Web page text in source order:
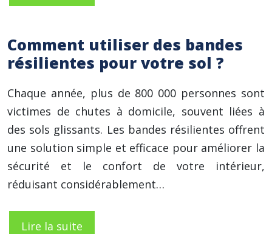
Comment utiliser des bandes
résilientes pour votre sol ?
Chaque année, plus de 800 000 personnes sont
victimes de chutes à domicile, souvent liées à
des sols glissants. Les bandes résilientes offrent
une solution simple et efficace pour améliorer la
sécurité et le confort de votre intérieur,
réduisant considérablement…
Lire la suite